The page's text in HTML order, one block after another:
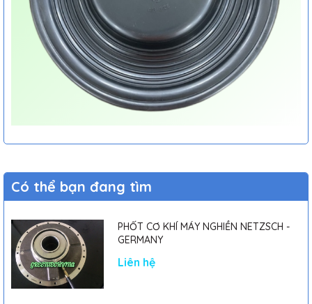
Có thể bạn đang tìm
PHỐT CƠ KHÍ MÁY NGHIỀN NETZSCH -
GERMANY
Liên hệ